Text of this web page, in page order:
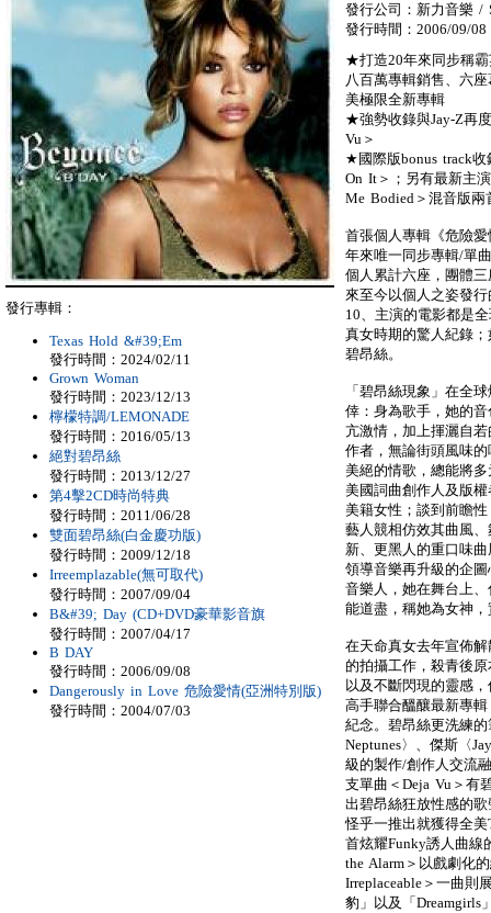
發行公司：新力音樂 /
發行時間：2006/09/08
★打造20年來同步稱
八百萬專輯銷售、六
美極限全新專輯
★強勢收錄與Jay-Z再
Vu＞
★國際版bonus track收
On It＞；另有最新主
Me Bodied＞混音版兩
首張個人專輯《危險
年來唯一同步專輯/單
個人累計六座，團體
來至今以個人之姿發
10、主演的電影都是
真女時期的驚人紀錄
碧昂絲。
「碧昂絲現象」在全
倖：身為歌手，她的
亢激情，加上揮灑自
作者，無論街頭風味
美絕的情歌，總能將
美國詞曲創作人及版
美籍女性；談到前瞻
藝人競相仿效其曲風
新、更黑人的重口味
領導音樂再升級的企
音樂人，她在舞台上
能道盡，稱她為女神
在天命真女去年宣佈
的拍攝工作，殺青後
以及不斷閃現的靈感
高手聯合醞釀最新專
紀念。碧昂絲更洗練
Neptunes〉、傑斯〈
級的製作/創作人交流
支單曲＜Deja Vu＞有
出碧昂絲狂放性感的
怪乎一推出就獲得全
首炫耀Funky誘人曲線
the Alarm＞以戲劇化
Irreplaceable＞一曲則
豹」以及「Dreamgirls
發行專輯：
Texas Hold &#39;Em
發行時間：2024/02/11
Grown Woman
發行時間：2023/12/13
檸檬特調/LEMONADE
發行時間：2016/05/13
絕對碧昂絲
發行時間：2013/12/27
第4擊2CD時尚特典
發行時間：2011/06/28
雙面碧昂絲(白金慶功版)
發行時間：2009/12/18
Irreemplazable(無可取代)
發行時間：2007/09/04
B&#39; Day (CD+DVD豪華影音旗
發行時間：2007/04/17
B DAY
發行時間：2006/09/08
Dangerously in Love 危險愛情(亞洲特別版)
發行時間：2004/07/03